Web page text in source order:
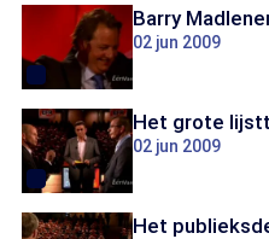
Barry
02 jun 2009
Het grote
02 jun 2009
Het